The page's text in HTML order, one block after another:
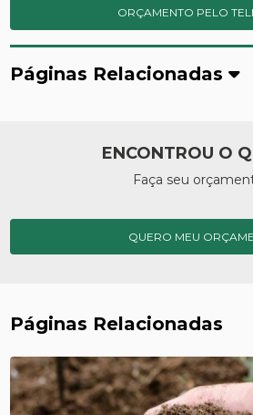
ORÇAMENTO PELO
Páginas Relacionadas
ENCONTROU O
Faça seu
QUERO MEU
Páginas Relacionadas